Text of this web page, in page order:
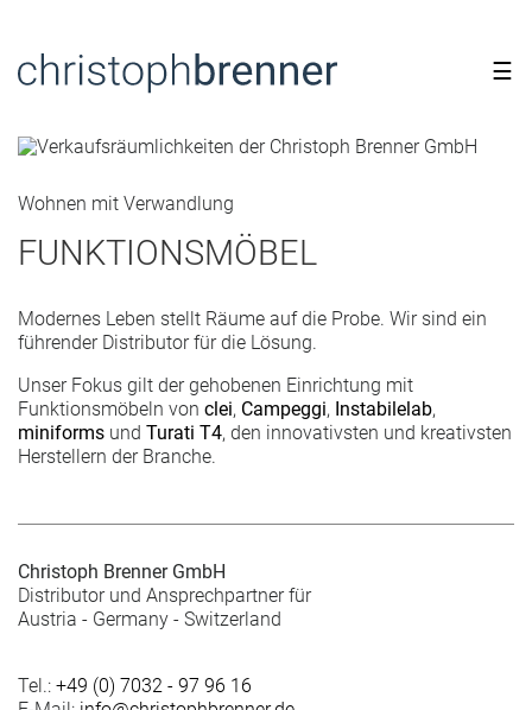
☰
Wohnen mit Verwandlung
FUNKTIONSMÖBEL
Modernes Leben stellt Räume auf die Probe. Wir sind ein
führender Distributor für die Lösung.
Unser Fokus gilt der gehobenen Einrichtung mit
Funktionsmöbeln von clei, Campeggi, Instabilelab,
miniforms und Turati T4, den innovativsten und kreativsten
Herstellern der Branche.
Christoph Brenner GmbH
Distributor und Ansprechpartner für
Austria - Germany - Switzerland
Tel.: +49 (0) 7032 - 97 96 16